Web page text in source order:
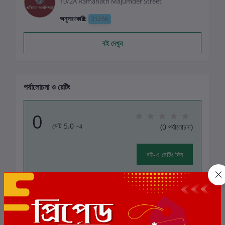
অনুসরণকারী: 31256
বই দেখুন
পর্যালোচনা ও রেটিং
0 মোট 5.0 -এ (0 পর্যালোচনা)
বই-এ রেটিং দিন
এই বইয়ের জন্য এখনও কোন পর্যালোচনা নেই